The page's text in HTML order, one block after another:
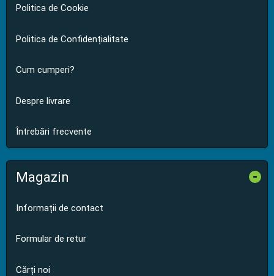
Politica de Cookie
Politica de Confidențialitate
Cum cumperi?
Despre livrare
Întrebări frecvente
Magazin -
Informații de contact
Formular de retur
Cărți noi